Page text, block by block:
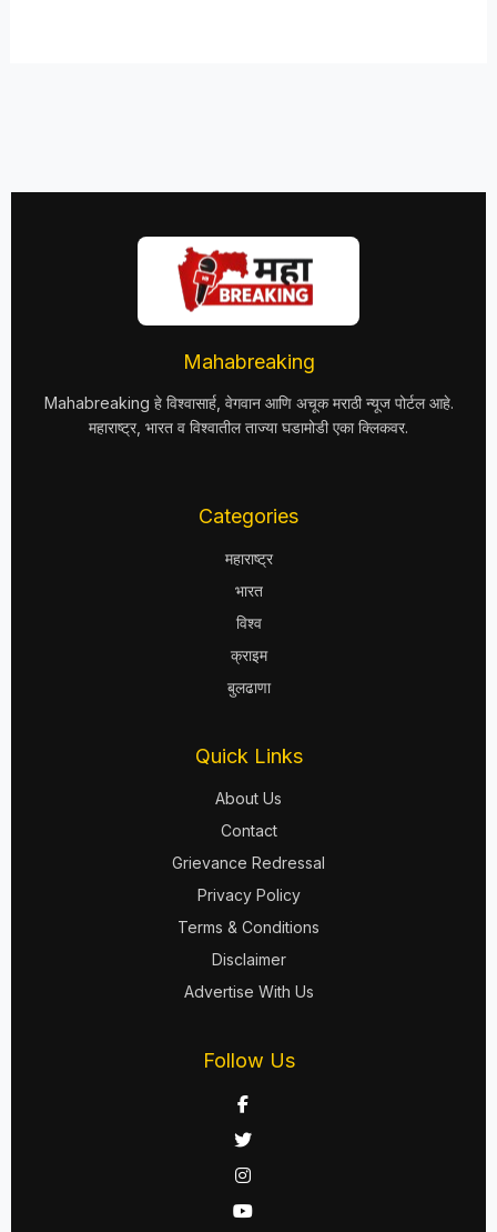
Mahabreaking
Mahabreaking हे विश्वासार्ह, वेगवान आणि अचूक मराठी न्यूज पोर्टल आहे.
महाराष्ट्र, भारत व विश्वातील ताज्या घडामोडी एका क्लिकवर.
Categories
महाराष्ट्र
भारत
विश्व
क्राइम
बुलढाणा
Quick Links
About Us
Contact
Grievance Redressal
Privacy Policy
Terms & Conditions
Disclaimer
Advertise With Us
Follow Us